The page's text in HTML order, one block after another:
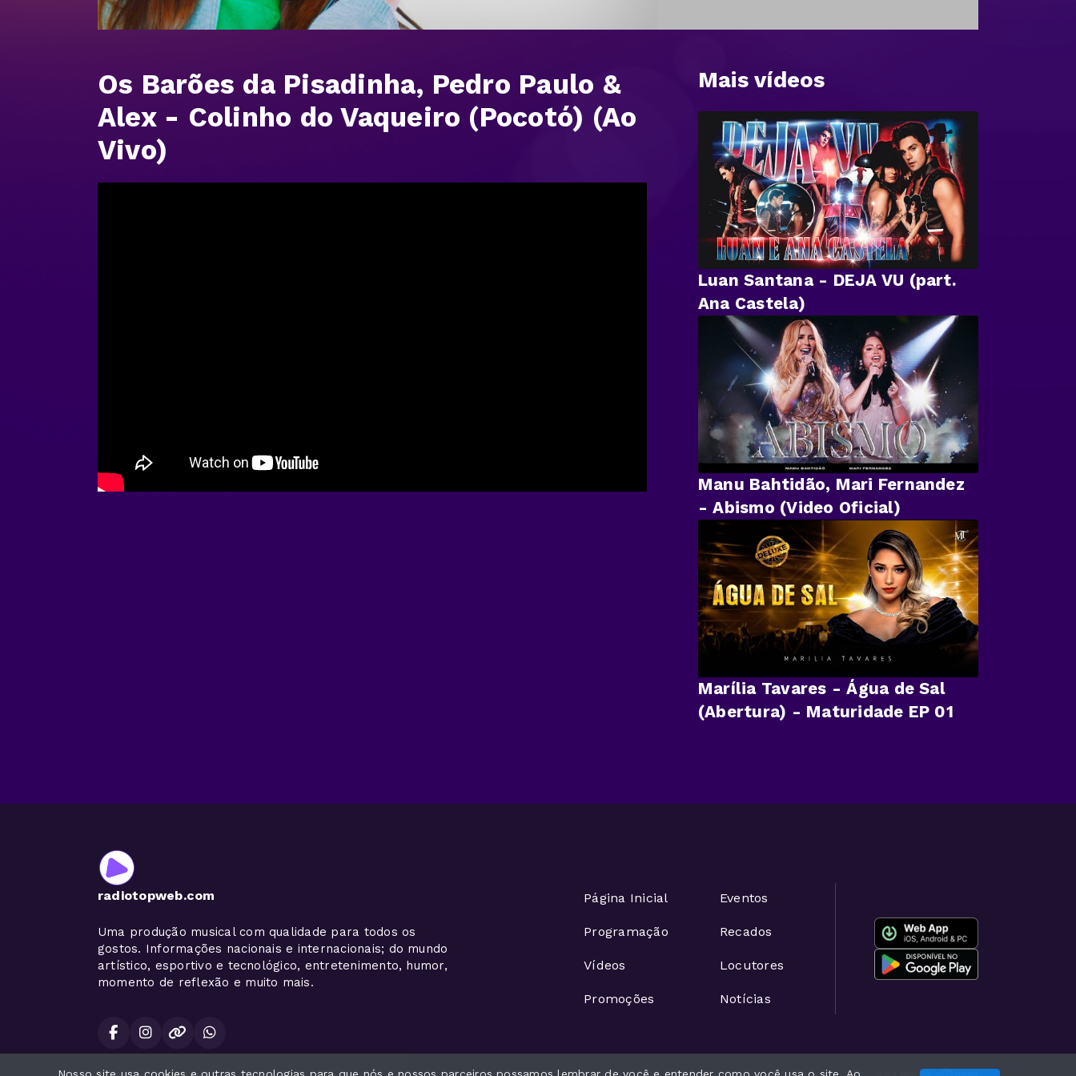
Os Barões da Pisadinha, Pedro Paulo &
Alex - Colinho do Vaqueiro (Pocotó) (Ao
Vivo)
Mais vídeos
Luan Santana - DEJA VU (part.
Ana Castela)
Manu Bahtidão, Mari Fernandez
- Abismo (Video Oficial)
Marília Tavares - Água de Sal
(Abertura) - Maturidade EP 01
radiotopweb.com
Uma produção musical com qualidade para todos os
gostos. Informações nacionais e internacionais; do mundo
artístico, esportivo e tecnológico, entretenimento, humor,
momento de reflexão e muito mais.
Página Inicial
Programação
Vídeos
Promoções
Eventos
Recados
Locutores
Notícias
Todos os direitos reservados. Com a tecnologia